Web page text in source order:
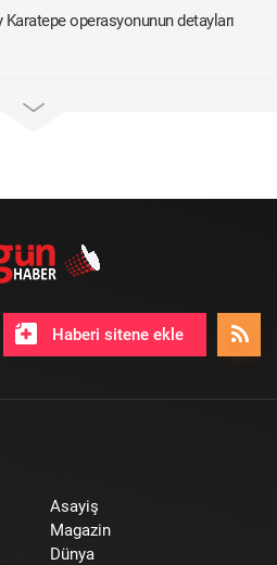
operasyonunun detayları
Haberi sitene ekle
Asayiş
Magazin
Dünya